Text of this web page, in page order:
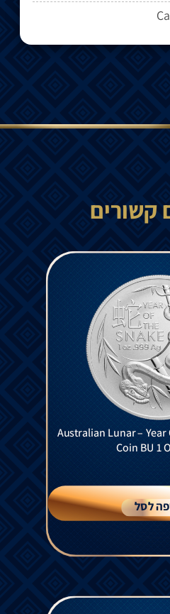
קשורים
Australian Lunar – Year
Coin BU 1
לסל